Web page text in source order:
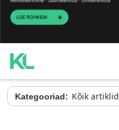
Kategooriad: Kõik artiklid